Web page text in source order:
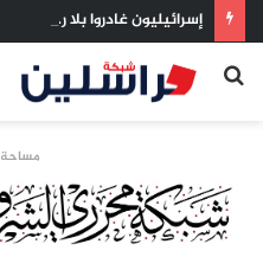
إسرائيليون غادروا بلا رجعة:
بحث
مساحة